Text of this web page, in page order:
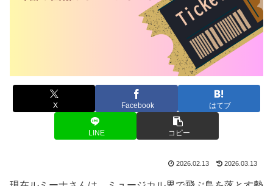
X Facebook はてブ
LINE コピー
2026.02.13 2026.03.13